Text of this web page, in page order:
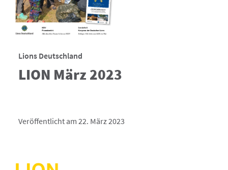
Lions Deutschland
LION März 2023
Veröffentlicht am 22. März 2023